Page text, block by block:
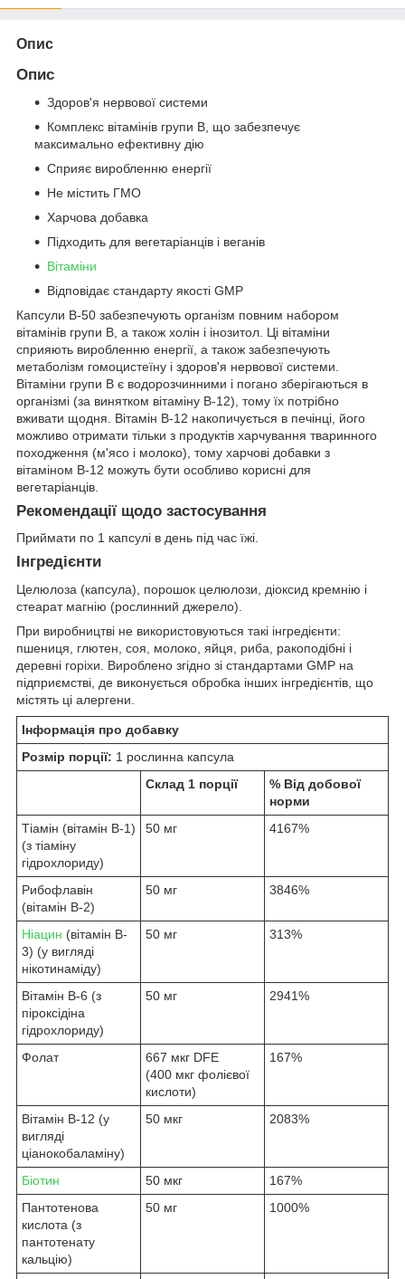
Опис
Опис
Здоров'я нервової системи
Комплекс вітамінів групи B, що забезпечує
максимально ефективну дію
Сприяє виробленню енергії
Не містить ГМО
Харчова добавка
Підходить для вегетаріанців і веганів
Вітаміни
Відповідає стандарту якості GMP
Капсули B-50 забезпечують організм повним набором
вітамінів групи B, а також холін і інозитол. Ці вітаміни
сприяють виробленню енергії, а також забезпечують
метаболізм гомоцистеїну і здоров'я нервової системи.
Вітаміни групи B є водорозчинними і погано зберігаються в
організмі (за винятком вітаміну В-12), тому їх потрібно
вживати щодня. Вітамін B-12 накопичується в печінці, його
можливо отримати тільки з продуктів харчування тваринного
походження (м'ясо і молоко), тому харчові добавки з
вітаміном В-12 можуть бути особливо корисні для
вегетаріанців.
Рекомендації щодо застосування
Приймати по 1 капсулі в день під час їжі.
Інгредієнти
Целюлоза (капсула), порошок целюлози, діоксид кремнію і
стеарат магнію (рослинний джерело).
При виробництві не використовуються такі інгредієнти:
пшениця, глютен, соя, молоко, яйця, риба, ракоподібні і
деревні горіхи. Вироблено згідно зі стандартами GMP на
підприємстві, де виконується обробка інших інгредієнтів, що
містять ці алергени.
Інформація про добавку
Розмір порції: 1 рослинна капсула
Склад 1 порції
% Від добової
норми
Тіамін (вітамін B-1)
(з тіаміну
гідрохлориду)
50 мг 4167%
Рибофлавін
(вітамін B-2)
50 мг 3846%
Ніацин (вітамін B-
3) (у вигляді
нікотинаміду)
50 мг 313%
Вітамін B-6 (з
піроксідіна
гідрохлориду)
50 мг 2941%
Фолат
667 мкг DFE
(400 мкг фолієвої
кислоти)
167%
Вітамін B-12 (у
вигляді
ціанокобаламіну)
50 мкг 2083%
Біотин 50 мкг
167%
Пантотенова
кислота (з
пантотенату
кальцію)
50 мг 1000%